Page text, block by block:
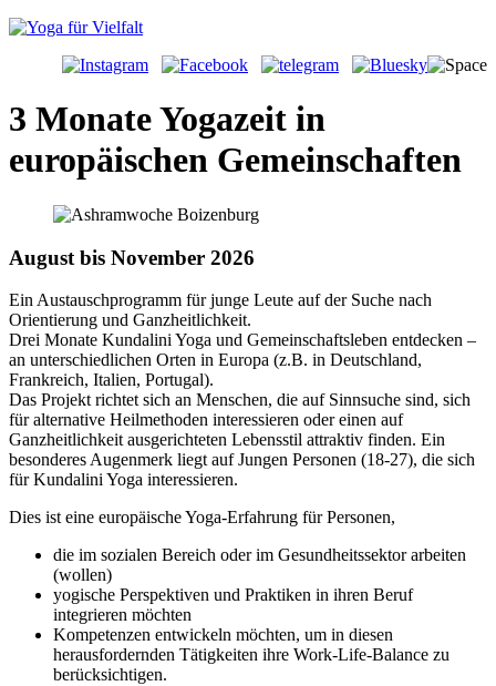
3 Monate Yogazeit in
europäischen Gemeinschaften
August bis November 2026
Ein Austauschprogramm für junge Leute auf der Suche nach
Orientierung und Ganzheitlichkeit.
Drei Monate Kundalini Yoga und Gemeinschaftsleben entdecken –
an unterschiedlichen Orten in Europa (z.B. in Deutschland,
Frankreich, Italien, Portugal).
Das Projekt richtet sich an Menschen, die auf Sinnsuche sind, sich
für alternative Heilmethoden interessieren oder einen auf
Ganzheitlichkeit ausgerichteten Lebensstil attraktiv finden. Ein
besonderes Augenmerk liegt auf Jungen Personen (18-27), die sich
für Kundalini Yoga interessieren.
Dies ist eine europäische Yoga-Erfahrung für Personen,
die im sozialen Bereich oder im Gesundheitssektor arbeiten
(wollen)
yogische Perspektiven und Praktiken in ihren Beruf
integrieren möchten
Kompetenzen entwickeln möchten, um in diesen
herausfordernden Tätigkeiten ihre Work-Life-Balance zu
berücksichtigen.